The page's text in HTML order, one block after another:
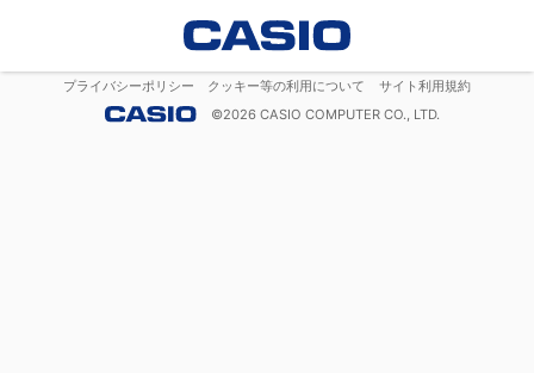
プライバシーポリシー クッキー等の利用について
サイト利用規約
©2026 CASIO COMPUTER CO., LTD.